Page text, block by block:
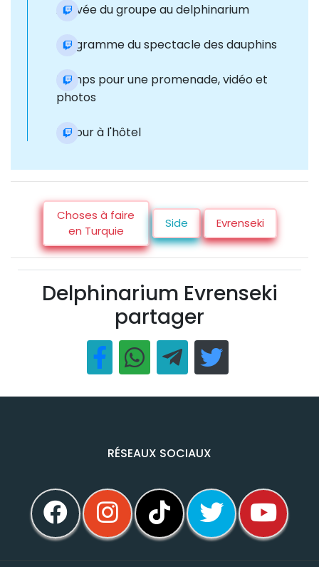
Arrivée du groupe au delphinarium
Programme du spectacle des dauphins
Temps pour une promenade, vidéo et
photos
Retour à l'hôtel
Choses à faire
en Turquie
Side Evrenseki
Delphinarium Evrenseki
partager
RÉSEAUX SOCIAUX